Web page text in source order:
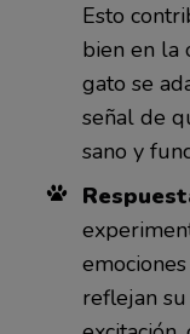
Esto
bien en la
gato se
señal de
sano y
reflejan